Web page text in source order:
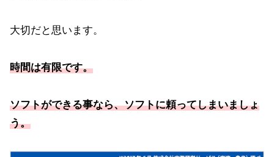
大切だと思います。
時間は有限です。
ソフトができる事なら、ソフトに頼ってしまいましょ
う。